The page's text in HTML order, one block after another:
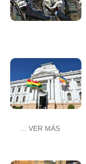
... VER MÁS